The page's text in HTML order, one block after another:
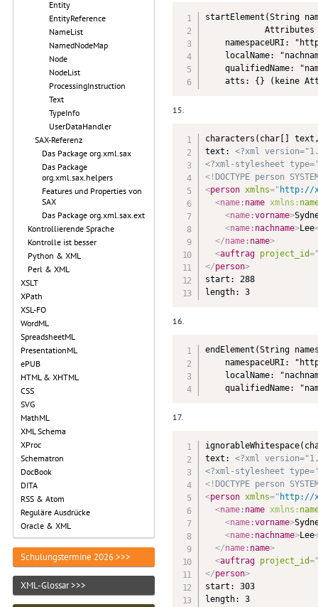
Entity
EntityReference
NameList
NamedNodeMap
Node
NodeList
ProcessingInstruction
Text
TypeInfo
UserDataHandler
SAX-Referenz
Das Package org.xml.sax
Das Package
org.xml.sax.helpers
Features und Properties von
SAX
Das Package org.xml.sax.ext
Kontrollierende Sprache
Kontrolle ist besser
Python & XML
Perl & XML
XSLT
XPath
XSL-FO
WordML
SpreadsheetML
PresentationML
ePUB
HTML & XHTML
CSS
SVG
MathML
XML Schema
XProc
Schematron
DocBook
DITA
RSS & Atom
Reguläre Ausdrücke
Oracle & XML
Schulungstermine 2026 >>>
XML-Glossar >>>
startElement(String
Attributes
namespaceURI:
localName:
qualifiedName:
atts: {} (keine
15.
characters(char[]
text: <?xml
<?xml-stylesheet
<! DOCTYPE person
<person xmlns=" http://
<name: name xmlns:
<name:vorname>
<name: nachname>Lee
</name: name>
<auftrag project_id=
</person>
start: 288
length: 3
16.
endElement(String
namespaceURI:
localName:
qualifiedName:
17.
text: <?xml
<?xml-stylesheet
<! DOCTYPE person
<person xmlns=" http://
<name: name xmlns:
<name:vorname>
<name: nachname>Lee
</name: name>
<auftrag project_id=
</person>
start: 303
length: 3